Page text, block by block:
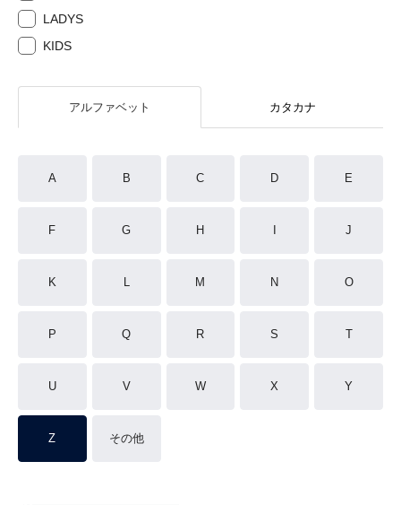
LADYS
KIDS
アルファベット カタカナ
A B C D E
F G H J
K L M N O
P Q R S T
U V W X Y
Z その他